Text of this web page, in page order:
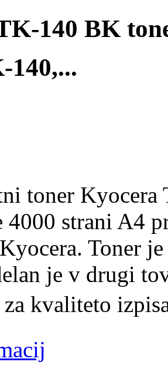
140 BK
toner
4000 strani A4
Toner
je v drugi
za kvaliteto